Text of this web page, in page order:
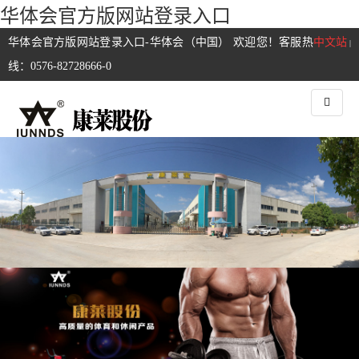
华体会官方版网站登录入口
中文站 |
华体会官方版网站登录入口-华体会（中国） 欢迎您！客服热
线：0576-82728666-0